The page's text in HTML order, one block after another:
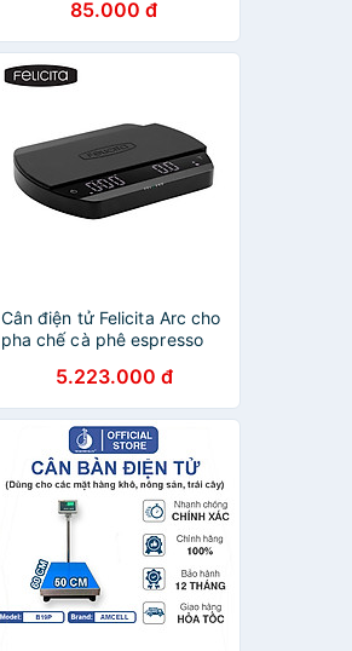
85.000 đ
Cân điện tử Felicita Arc cho
pha chế cà phê espresso
5.223.000 đ